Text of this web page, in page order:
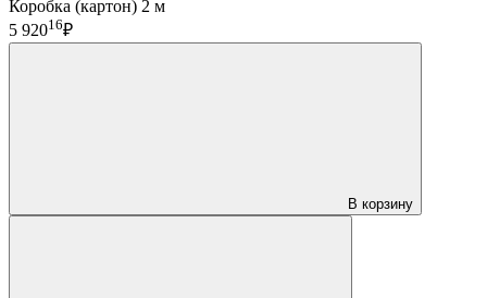
Коробка (картон) 2 м
5 92016₽
В корзину